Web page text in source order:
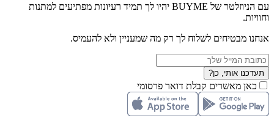
עם הניוזלטר של BUYME יהיו לך תמיד רעיונות מפתיעים למתנות
וחוויות.
אנחנו מבטיחים לשלוח לך רק מה שמעניין ולא להעמיס.
תעדכנו אותי, כן?
כאן מאשרים קבלת דואר פרסומי